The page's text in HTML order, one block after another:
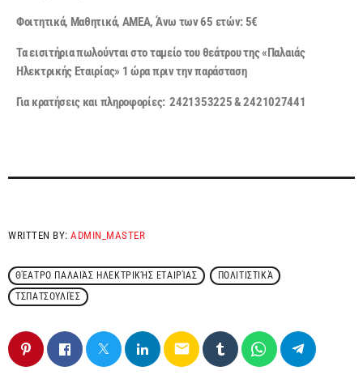
Φοιτητικά, Μαθητικά, ΑΜΕΑ, Άνω των 65 ετών: 5€
Τα εισιτήρια πωλούνται στο ταμείο του θεάτρου της «Παλαιάς
Ηλεκτρικής Εταιρίας» 1 ώρα πριν την παράσταση
Για κρατήσεις και πληροφορίες: 2421353225 & 2421027441
WRITTEN BY:ADMIN_MASTER
ΘΈΑΤΡΟ ΠΑΛΑΙΆΣ ΗΛΕΚΤΡΙΚΉΣ ΕΤΑΙΡΊΑΣ
ΠΟΛΙΤΙΣΤΙΚΆ
ΤΣΠΑΤΣΟΥΛΙΈΣ
email